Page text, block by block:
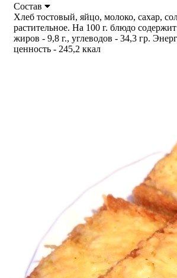
Состав
Хлеб тостовый, яйцо, молоко, сахар,
растительное. На 100 г. блюдо
жиров - 9,8 г., углеводов - 34,3 гр.
ценность - 245,2 ккал